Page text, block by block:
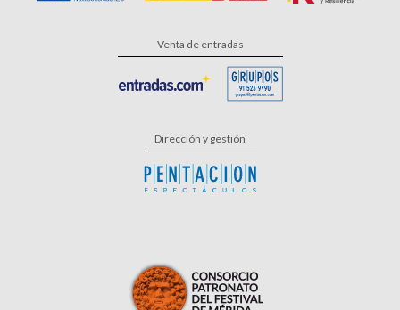
Venta de entradas
Dirección y gestión